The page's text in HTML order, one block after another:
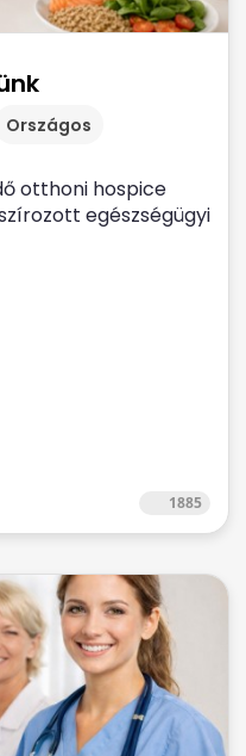
Országos
otthoni hospice
egészségügyi
1885